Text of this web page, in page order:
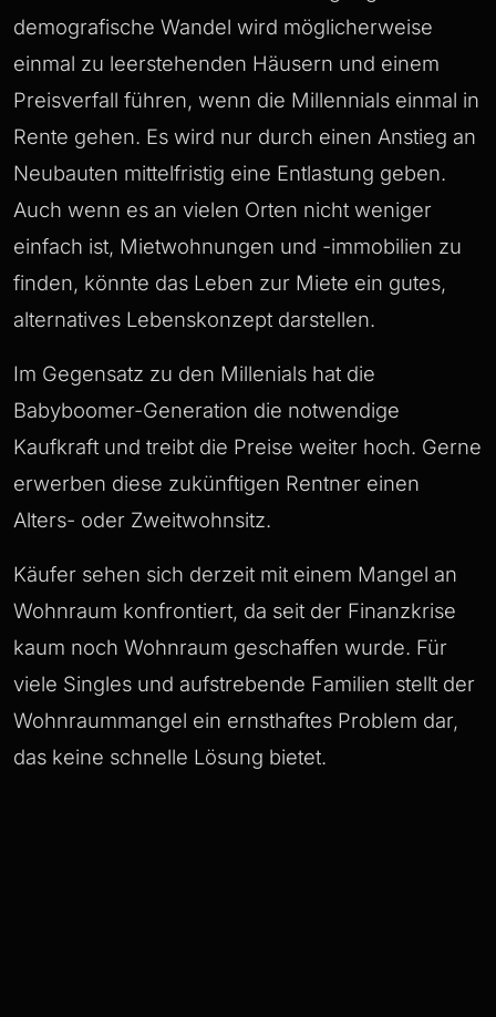
demografische Wandel wird möglicherweise
einmal zu leerstehenden Häusern und einem
Preisverfall führen, wenn die Millennials einmal in
Rente gehen. Es wird nur durch einen Anstieg an
Neubauten mittelfristig eine Entlastung geben.
Auch wenn es an vielen Orten nicht weniger
einfach ist, Mietwohnungen und -immobilien zu
finden, könnte das Leben zur Miete ein gutes,
alternatives Lebenskonzept darstellen.
Im Gegensatz zu den Millenials hat die
Babyboomer-Generation die notwendige
Kaufkraft und treibt die Preise weiter hoch. Gerne
erwerben diese zukünftigen Rentner einen
Alters- oder Zweitwohnsitz.
Käufer sehen sich derzeit mit einem Mangel an
Wohnraum konfrontiert, da seit der Finanzkrise
kaum noch Wohnraum geschaffen wurde. Für
viele Singles und aufstrebende Familien stellt der
Wohnraummangel ein ernsthaftes Problem dar,
das keine schnelle Lösung bietet.